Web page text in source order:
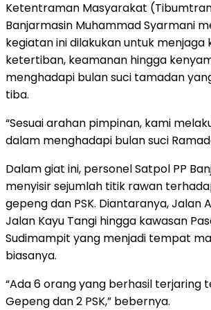
Ketentraman Masyarakat
Banjarmasin Muhammad Syarmani
kegiatan ini dilakukan untuk
ketertiban, keamanan hingga
menghadapi bulan suci tamadan
tiba.
“Sesuai arahan pimpinan, kami
dalam menghadapi bulan suci
Dalam giat ini, personel Satpol PP
menyisir sejumlah titik rawan
gepeng dan PSK. Diantaranya, Jalan
Jalan Kayu Tangi hingga kawasan
Sudimampit yang menjadi tempat
biasanya.
“Ada 6 orang yang berhasil terjaring
Gepeng dan 2 PSK,” bebernya.